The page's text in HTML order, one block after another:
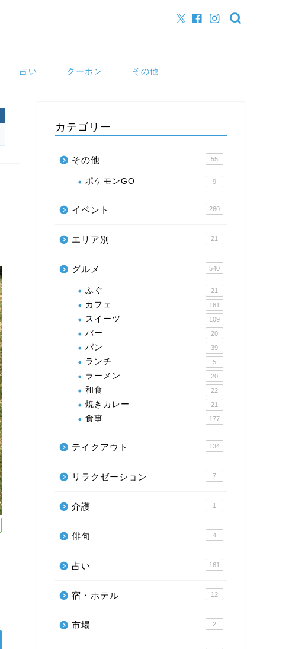
占い クーポン その他
カテゴリー
その他 55
ポケモンGO 9
イベント 260
エリア別 21
グルメ 540
ふぐ 21
カフェ 161
スイーツ 109
バー 20
パン 39
ランチ 5
ラーメン 20
和食 22
焼きカレー 21
食事 177
テイクアウト 134
リラクゼーション 7
介護 1
俳句 4
占い 161
宿・ホテル 12
市場 2